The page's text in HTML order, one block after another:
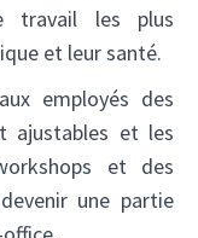
✕
travail les plus
et leur santé.
employés des
ajustables et les
et des
une partie